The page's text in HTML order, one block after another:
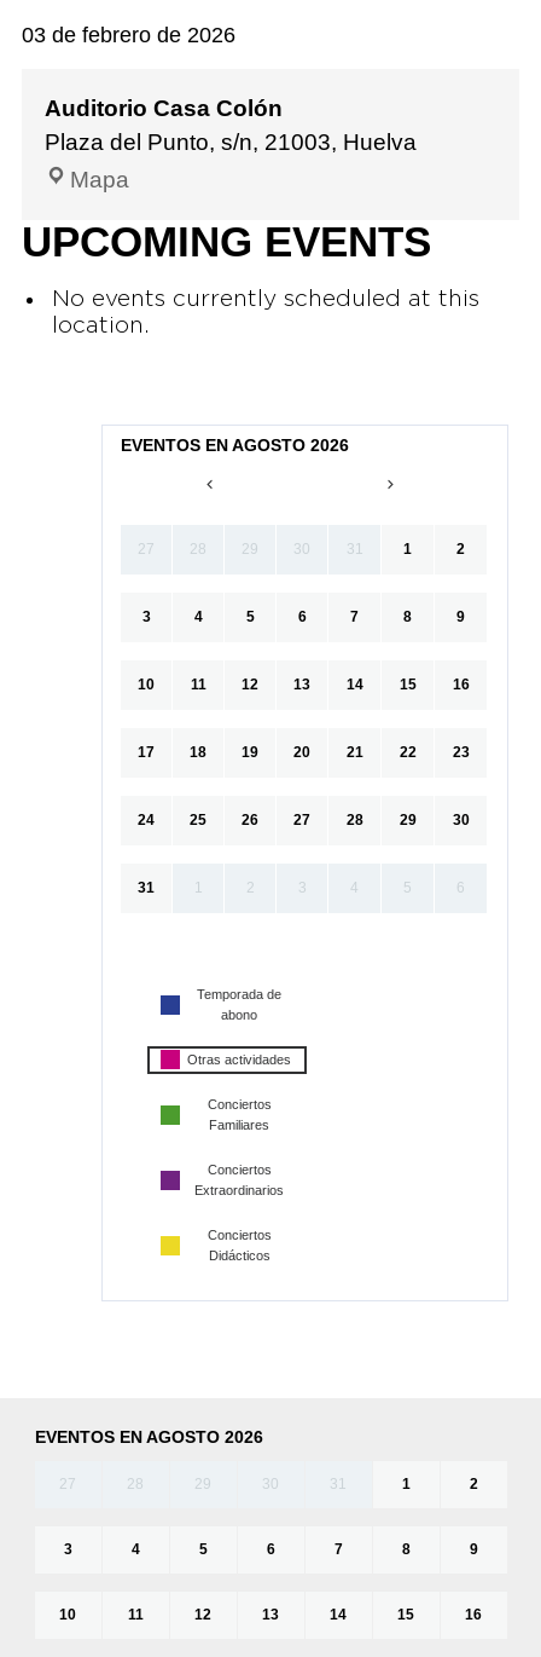
03 de febrero de 2026
Auditorio Casa Colón
Plaza del Punto, s/n, 21003, Huelva
Mapa
UPCOMING EVENTS
No events currently scheduled at this
location.
EVENTOS EN AGOSTO 2026
27 28 29 30 31 1 2
3 4 5 6 7 8 9
10 11 12 13 14 15 16
17 18 19 20 21 22 23
24 25 26 27 28 29 30
31 1 2 3 4 5 6
Temporada de
abono
Otras actividades
Conciertos
Familiares
Conciertos
Extraordinarios
Conciertos
Didácticos
EVENTOS EN AGOSTO 2026
27 28 29 30 31 1 2
3 4 5 6 7 8 9
10 11 12 13 14 15 16